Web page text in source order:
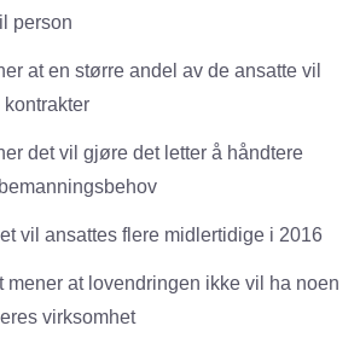
person
at en større andel av de ansatte vil
det vil gjøre det letter å håndtere
vil ansattes flere midlertidige i 2016
mener at lovendringen ikke vil ha noen
virksomhet